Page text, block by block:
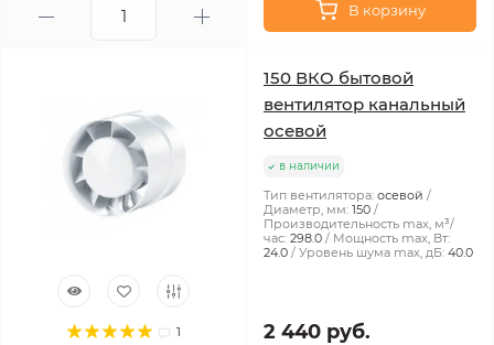
В корзину
1
150 ВКО бытовой
вентилятор канальный
осевой
в наличии
Тип вентилятора: осевой
Диаметр, мм: 150
Производительность max, м³/
час: 298.0
Мощность max, Вт:
24.0
Уровень шума max, дБ: 40.0
2 440 руб.